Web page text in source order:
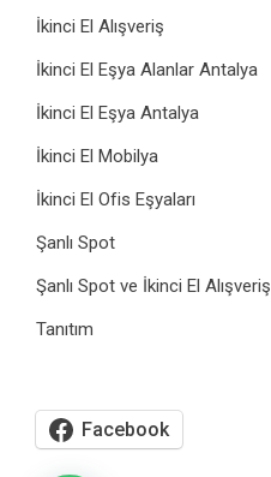
İkinci El Alışveriş
İkinci El Eşya Alanlar Antalya
İkinci El Eşya Antalya
İkinci El Mobilya
İkinci El Ofis Eşyaları
Şanlı Spot
Şanlı Spot ve İkinci El Alışveriş
Tanıtım
Facebook